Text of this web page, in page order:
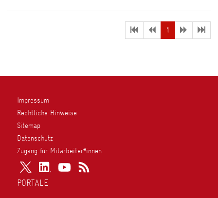
1 (current)
Impressum
Rechtliche Hinweise
Sitemap
Datenschutz
Zugang für Mitarbeiter*innen
PORTALE